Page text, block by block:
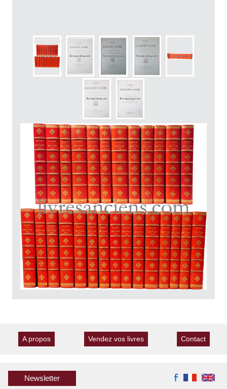
A propos Vendez vos livres Contact
Newsletter